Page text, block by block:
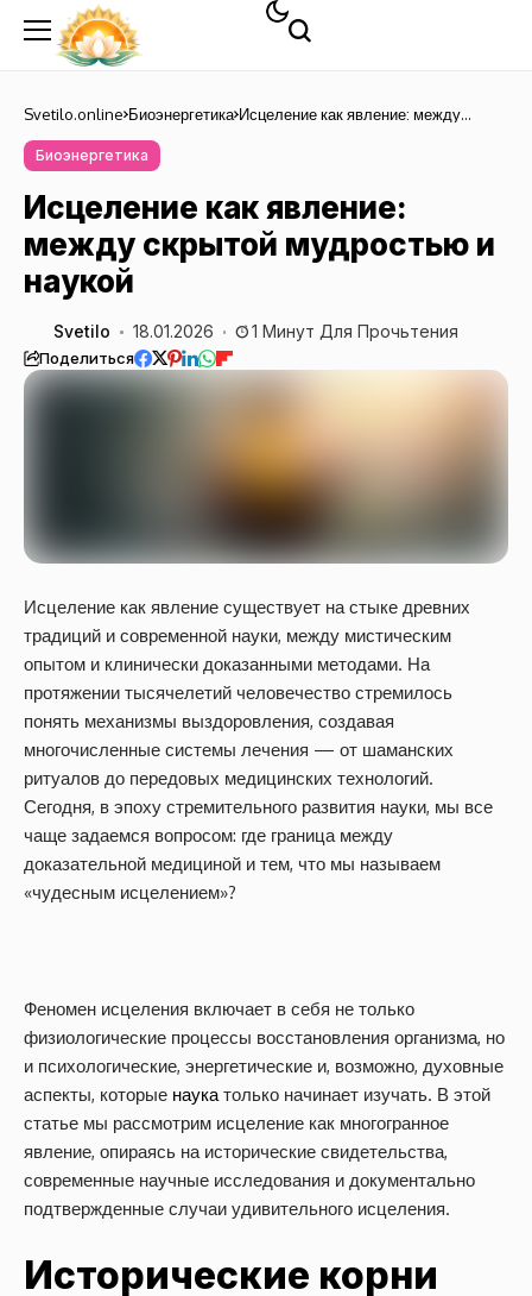
Svetilo.online Биоэнергетика Исцеление как явление: между
Биоэнергетика
Исцеление как явление:
между скрытой мудростью и
наукой
Svetilo 18.01.2026 1 Минут Для Прочьтения
Поделиться
Исцеление как явление существует на стыке древних
традиций и современной науки, между мистическим
опытом и клинически доказанными методами. На
протяжении тысячелетий человечество стремилось
понять механизмы выздоровления, создавая
многочисленные системы лечения — от шаманских
ритуалов до передовых медицинских технологий.
Сегодня, в эпоху стремительного развития науки, мы все
чаще задаемся вопросом: где граница между
доказательной медициной и тем, что мы называем
«чудесным исцелением»?
Феномен исцеления включает в себя не только
физиологические процессы восстановления организма, но
и психологические, энергетические и, возможно, духовные
аспекты, которые наукатолько начинает изучать. В этой
статье мы рассмотрим исцеление как многогранное
явление, опираясь на исторические свидетельства,
современные научные исследования и документально
подтвержденные случаи удивительного исцеления.
Исторические корни